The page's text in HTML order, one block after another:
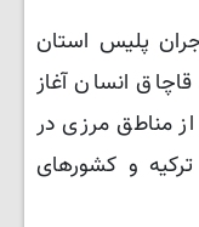
پلیس استان
انسان آغاز
از مناطق مرزی در
ترکیه و کشورهای